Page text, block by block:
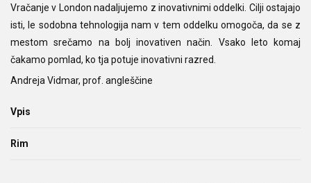
Vračanje v London nadaljujemo z inovativnimi oddelki. Cilji ostajajo
isti, le sodobna tehnologija nam v tem oddelku omogoča, da se z
mestom srečamo na bolj inovativen način. Vsako leto komaj
čakamo pomlad, ko tja potuje inovativni razred.
Andreja Vidmar, prof. angleščine
Vpis
Rim